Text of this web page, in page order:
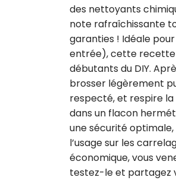
des nettoyants
note rafraîchissante
garanties ! Idéale
entrée), cette recette
débutants du DIY.
brosser légèrement
respecté, et respire
dans un flacon
une sécurité
l’usage sur les
économique, vous
testez-le et partagez